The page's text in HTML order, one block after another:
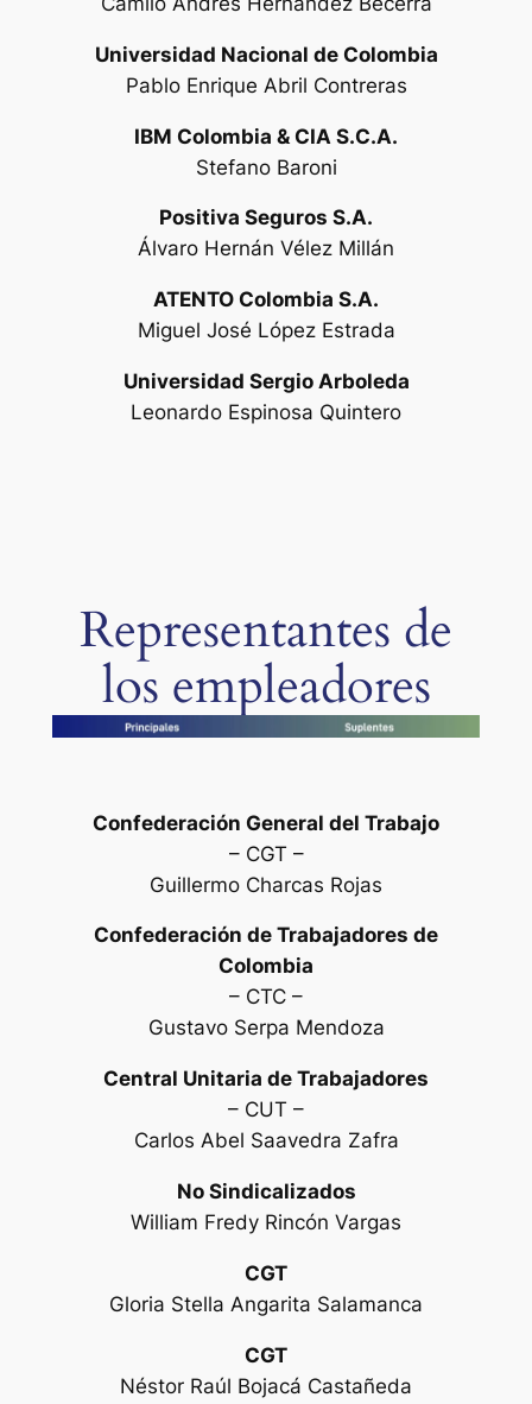
Universidad Nacional de Colombia
Pablo Enrique Abril Contreras
IBM Colombia & CIA S.C.A.
Stefano Baroni
Positiva Seguros S.A.
Álvaro Hernán Vélez Millán
ATENTO Colombia S.A.
Miguel José López Estrada
Universidad Sergio Arboleda
Leonardo Espinosa Quintero
Representantes de
los empleadores
Confederación General del Trabajo
– CGT –
Guillermo Charcas Rojas
Confederación de Trabajadores de
Colombia
– CTC –
Gustavo Serpa Mendoza
Central Unitaria de Trabajadores
– CUT –
Carlos Abel Saavedra Zafra
No Sindicalizados
William Fredy Rincón Vargas
CGT
Gloria Stella Angarita Salamanca
CGT
Néstor Raúl Bojacá Castañeda